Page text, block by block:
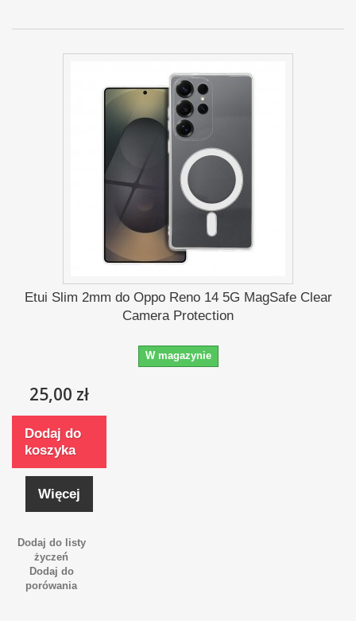
Etui Slim 2mm do Oppo Reno 14 5G MagSafe Clear
Camera Protection
W magazynie
25,00 zł
Dodaj do
koszyka
Więcej
Dodaj do listy
życzeń
Dodaj do
porówania